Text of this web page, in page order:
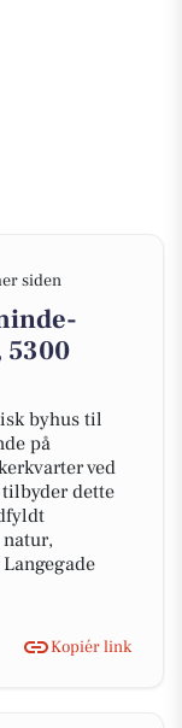
siden
5300
byhus til
på
ved
dette
Kopiér link